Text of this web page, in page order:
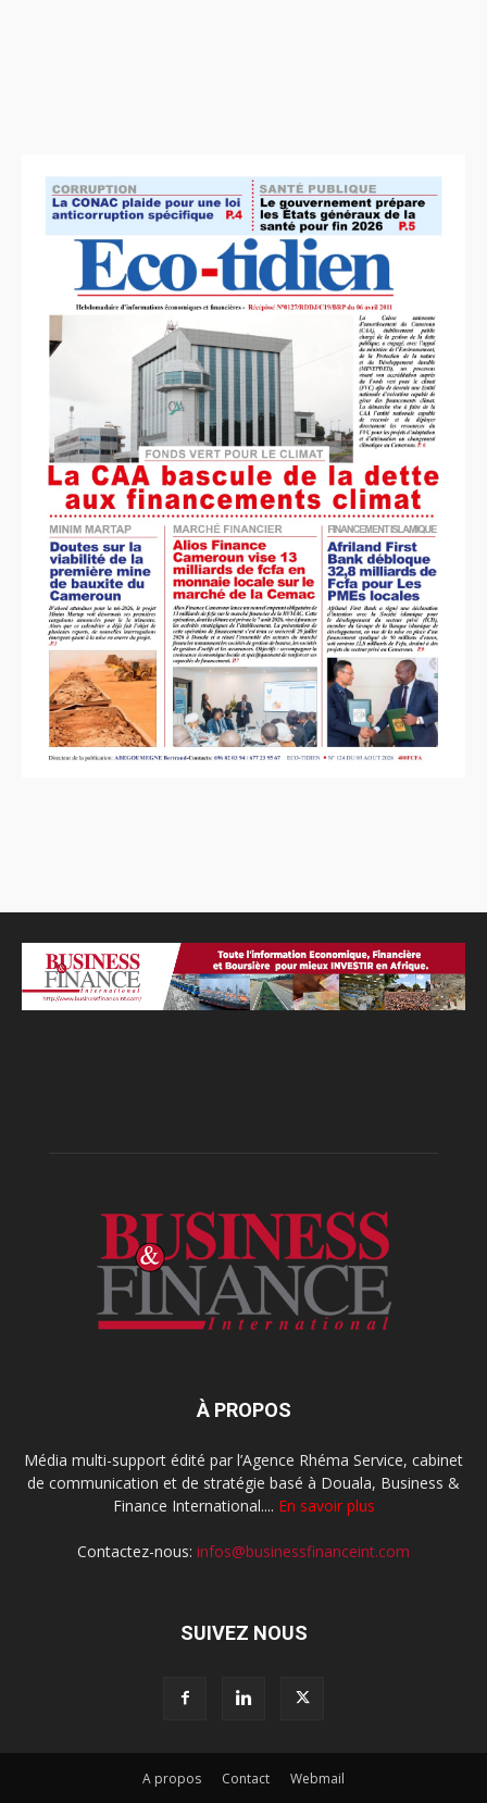
À PROPOS
Média multi-support édité par l’Agence Rhéma Service, cabinet
de communication et de stratégie basé à Douala, Business &
Finance International.... En savoir plus
Contactez-nous: infos@businessfinanceint.com
SUIVEZ NOUS
A propos Contact Webmail